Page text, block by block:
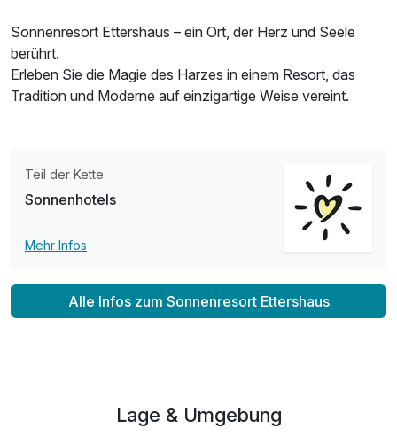
Doppelzimmer Superior
Sonnenresort Ettershaus – ein Ort, der Herz und Seele
berührt.
Erleben Sie die Magie des Harzes in einem Resort, das
Tradition und Moderne auf einzigartige Weise vereint.
Teil der Kette
Sonnenhotels
Mehr Infos
Alle Infos zum Sonnenresort Ettershaus
Lage & Umgebung